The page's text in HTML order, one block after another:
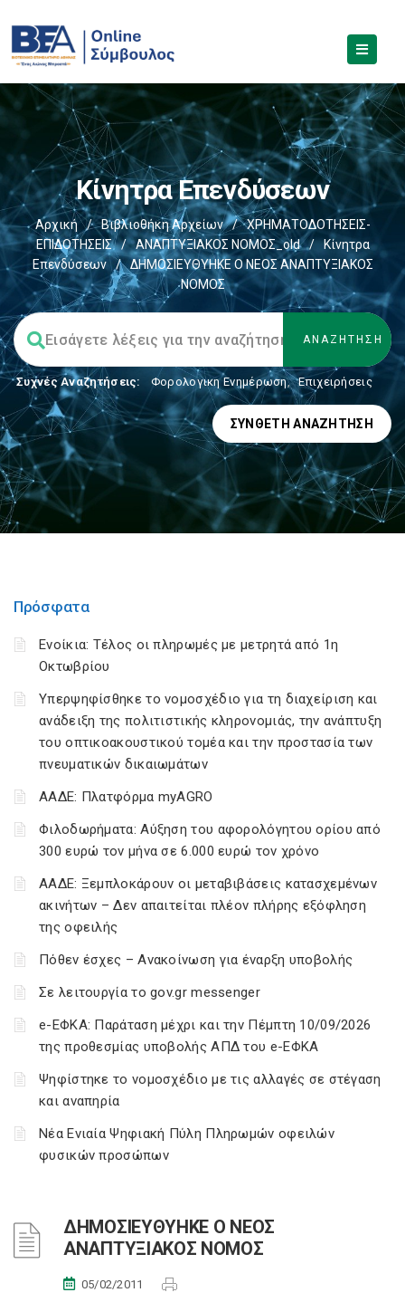
Κίνητρα Επενδύσεων
Αρχική / Βιβλιοθήκη Αρχείων /
ΧΡΗΜΑΤΟΔΟΤΗΣΕΙΣ-
ΕΠΙΔΟΤΗΣΕΙΣ
/ ΑΝΑΠΤΥΞΙΑΚΟΣ ΝΟΜΟΣ_old /
Κίνητρα
Επενδύσεων
/
ΔΗΜΟΣΙΕΥΘΥΗΚΕ Ο ΝΕΟΣ ΑΝΑΠΤΥΞΙΑΚΟΣ
ΝΟΜΟΣ
Συχνές Αναζητήσεις: Φορολογικη Ενημέρωση, Επιχειρήσεις
ΣΎΝΘΕΤΗ ΑΝΑΖΉΤΗΣΗ
Πρόσφατα
Ενοίκια: Τέλος οι πληρωμές με μετρητά από 1η
Οκτωβρίου
Υπερψηφίσθηκε το νομοσχέδιο για τη διαχείριση και
ανάδειξη της πολιτιστικής κληρονομιάς, την ανάπτυξη
του οπτικοακουστικού τομέα και την προστασία των
πνευματικών δικαιωμάτων
ΑΑΔΕ: Πλατφόρμα myAGRO
Φιλοδωρήματα: Αύξηση του αφορολόγητου ορίου από
300 ευρώ τον μήνα σε 6.000 ευρώ τον χρόνο
ΑΑΔΕ: Ξεμπλοκάρουν οι μεταβιβάσεις κατασχεμένων
ακινήτων – Δεν απαιτείται πλέον πλήρης εξόφληση
της οφειλής
Πόθεν έσχες – Ανακοίνωση για έναρξη υποβολής
Σε λειτουργία το gov.gr messenger
e-ΕΦΚΑ: Παράταση μέχρι και την Πέμπτη 10/09/2026
της προθεσμίας υποβολής ΑΠΔ του e-ΕΦΚΑ
Ψηφίστηκε το νομοσχέδιο με τις αλλαγές σε στέγαση
και αναπηρία
Νέα Ενιαία Ψηφιακή Πύλη Πληρωμών οφειλών
φυσικών προσώπων
ΔΗΜΟΣΙΕΥΘΥΗΚΕ Ο ΝΕΟΣ
ΑΝΑΠΤΥΞΙΑΚΟΣ ΝΟΜΟΣ
05/02/2011